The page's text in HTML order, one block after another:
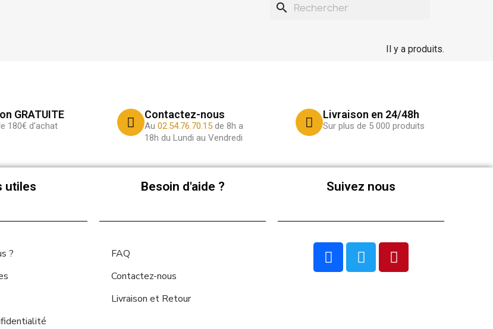
search
Il y a produits.
GRATUITE
180€ d'achat
Contactez-nous
Au 02.54.76.70.15 de 8h a
18h du Lundi au Vendredi
Livraison en 24/48h
Sur plus de 5 000 produits
utiles
?
Besoin d'aide ?
FAQ
Contactez-nous
Livraison et Retour
Suivez nous